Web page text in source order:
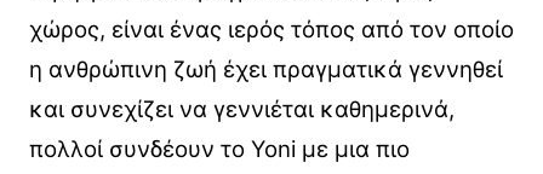
χώρος, είναι ένας ιερός τόπος από τον οποίο
η ανθρώπινη ζωή έχει πραγματικά γεννηθεί
και συνεχίζει να γεννιέται καθημερινά,
πολλοί συνδέουν το Yoni με μια πιο